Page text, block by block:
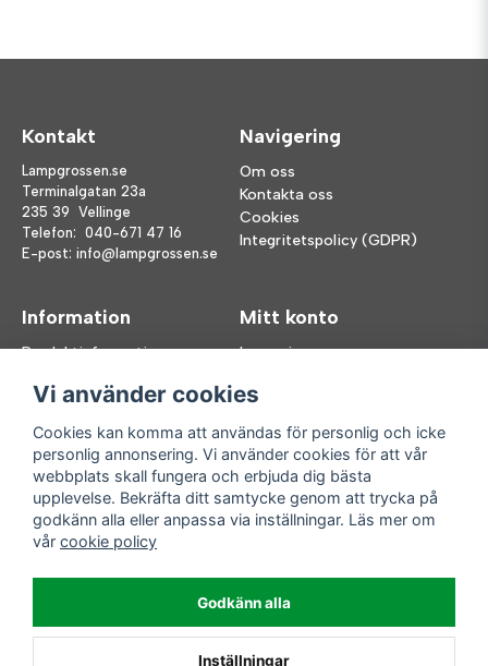
Kontakt
Lampgrossen.se
Terminalgatan 23a
235 39 Vellinge
Telefon: 040-671 47 16
E-post: info@lampgrossen.se
Navigering
Om oss
Kontakta oss
Cookies
Integritetspolicy (GDPR)
Information
Produktinformation
FAQ
Mitt konto
Logga in
Glömt lösenord?
Följ oss
Facebook
Instagram
Handla enkelt
Enkla leveranser
Vi använder cookies
Cookies kan komma att användas för personlig och icke
personlig annonsering. Vi använder cookies för att vår
webbplats skall fungera och erbjuda dig bästa
upplevelse. Bekräfta ditt samtycke genom att trycka på
godkänn alla eller anpassa via inställningar. Läs mer om
vår cookie policy
Godkänn alla
Inställningar